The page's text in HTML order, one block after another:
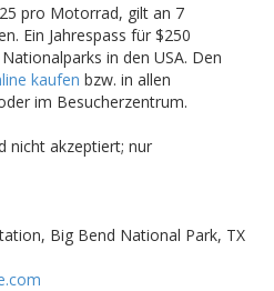
pro Motorrad, gilt an 7
Ein Jahrespass für $250
in den USA. Den
kaufen bzw. in allen
im Besucherzentrum.
nicht akzeptiert; nur
Big Bend National Park, TX